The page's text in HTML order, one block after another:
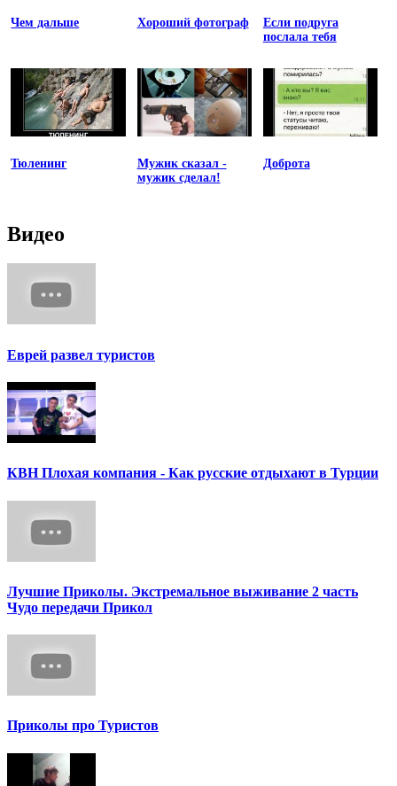
Чем дальше Хороший фотограф
Если подруга
послала тебя
Тюленинг
Мужик сказал -
мужик сделал!
Доброта
Видео
Еврей развел туристов
КВН Плохая компания - Как русские отдыхают в Турции
Лучшие Приколы. Экстремальное выживание 2 часть
Чудо передачи Прикол
Приколы про Туристов